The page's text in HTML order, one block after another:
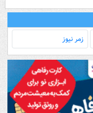
زمر نیوز